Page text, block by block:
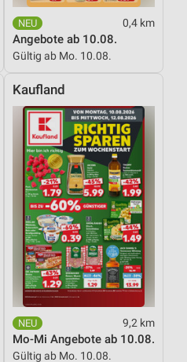
0,4 km
Angebote ab 10.08.
Gültig ab Mo. 10.08.
Kaufland
9,2 km
Mo-Mi Angebote ab 10.08.
Gültig ab Mo. 10.08.